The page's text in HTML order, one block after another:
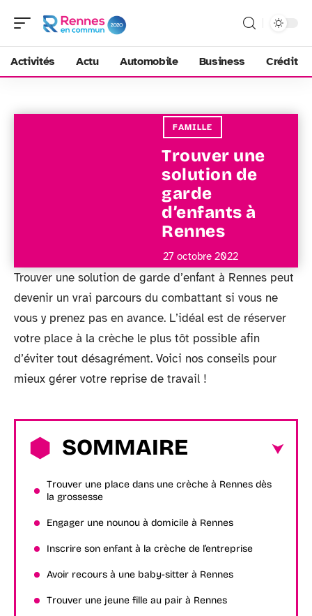
Activités Actu Automobile Business Crédit
FAMILLE
Trouver une
solution de
garde
d’enfants à
Rennes
27 octobre 2022
Trouver une solution de garde d’enfant à Rennes peut
devenir un vrai parcours du combattant si vous ne
vous y prenez pas en avance. L’idéal est de réserver
votre place à la crèche le plus tôt possible afin
d’éviter tout désagrément. Voici nos conseils pour
mieux gérer votre reprise de travail !
SOMMAIRE
Trouver une place dans une crèche à Rennes dès
la grossesse
Engager une nounou à domicile à Rennes
Inscrire son enfant à la crèche de l’entreprise
Avoir recours à une baby-sitter à Rennes
Trouver une jeune fille au pair à Rennes